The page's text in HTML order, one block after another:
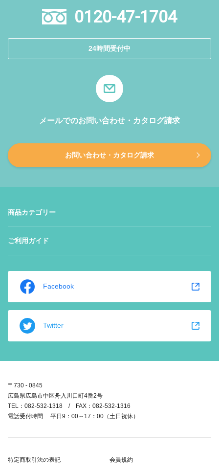
0120-47-1704
24時間受付中
メールでのお問い合わせ・カタログ請求
お問い合わせ・カタログ請求
商品カテゴリー
ご利用ガイド
Facebook
Twitter
〒730 - 0845
広島県広島市中区舟入川口町4番2号
TEL：082-532-1318 / FAX：082-532-1316
電話受付時間 平日9：00～17：00（土日祝休）
特定商取引法の表記 会員規約